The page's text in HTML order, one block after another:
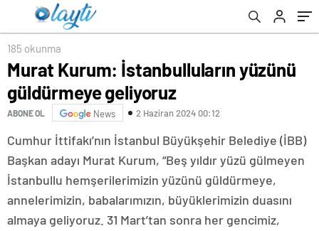
185 okunma
Murat Kurum: İstanbulluların yüzünü
güldürmeye geliyoruz
ABONE OL News 2 Haziran 2024 00:12
Cumhur İttifakı’nın İstanbul Büyükşehir Belediye (İBB)
Başkan adayı Murat Kurum, “Beş yıldır yüzü gülmeyen
İstanbullu hemşerilerimizin yüzünü güldürmeye,
annelerimizin, babalarımızın, büyüklerimizin duasını
almaya geliyoruz. 31 Mart’tan sonra her gencimiz,